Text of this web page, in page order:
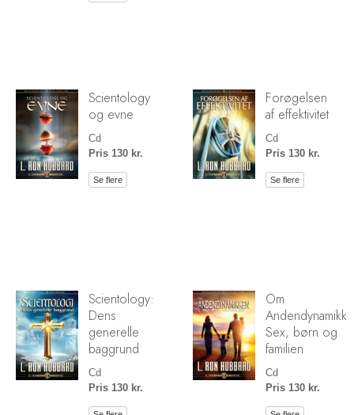
Scientology
og evne
Cd
Pris 130 kr.
Se flere
Forøgelsen
af effektivitet
Cd
Pris 130 kr.
Se flere
Scientology:
Dens
generelle
baggrund
Cd
Pris 130 kr.
Om
Sex, børn og
familien
Cd
Pris 130 kr.